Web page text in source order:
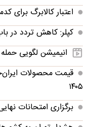
اعتبار کالابرگ برای
کپلر: کاهش تردد در
انیمیشن لگویی
۱۴۰۵
برگزاری امتحانات